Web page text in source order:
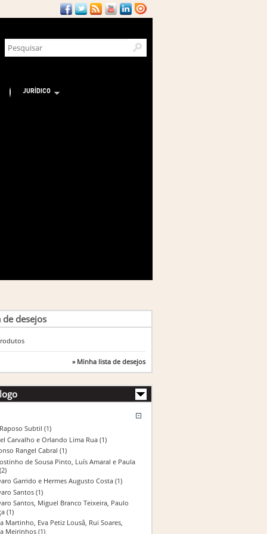
JURÍDICO
de desejos
» Minha lista de desejos
Subtil (1)
Carvalho e Orlando Lima Rua (1)
Rangel Cabral (1)
de Sousa Pinto, Luís Amaral e Paula
(2)
Garrido e Hermes Augusto Costa (1)
Santos (1)
Santos, Miguel Branco Teixeira, Paulo
(1)
Martinho, Eva Petiz Lousâ, Rui Soares,
Meirinhos (1)